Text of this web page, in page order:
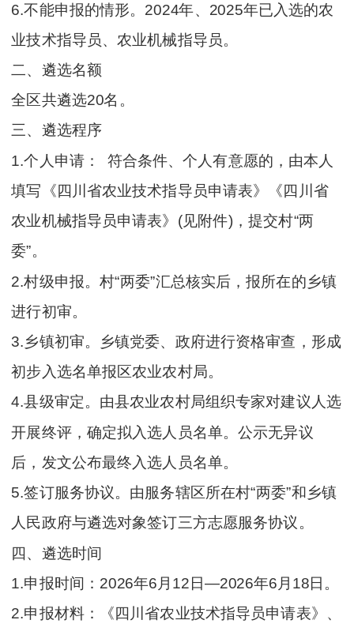
6.不能申报的情形。2024年、2025年已入选的农
业技术指导员、农业机械指导员。
二、遴选名额
全区共遴选20名。
三、遴选程序
1.个人申请： 符合条件、个人有意愿的，由本人
填写《四川省农业技术指导员申请表》《四川省
农业机械指导员申请表》(见附件)，提交村“两
委”。
2.村级申报。村“两委”汇总核实后，报所在的乡镇
进行初审。
3.乡镇初审。乡镇党委、政府进行资格审查，形成
初步入选名单报区农业农村局。
4.县级审定。由县农业农村局组织专家对建议人选
开展终评，确定拟入选人员名单。公示无异议
后，发文公布最终入选人员名单。
5.签订服务协议。由服务辖区所在村“两委”和乡镇
人民政府与遴选对象签订三方志愿服务协议。
四、遴选时间
1.申报时间：2026年6月12日—2026年6月18日。
2.申报材料：《四川省农业技术指导员申请表》、